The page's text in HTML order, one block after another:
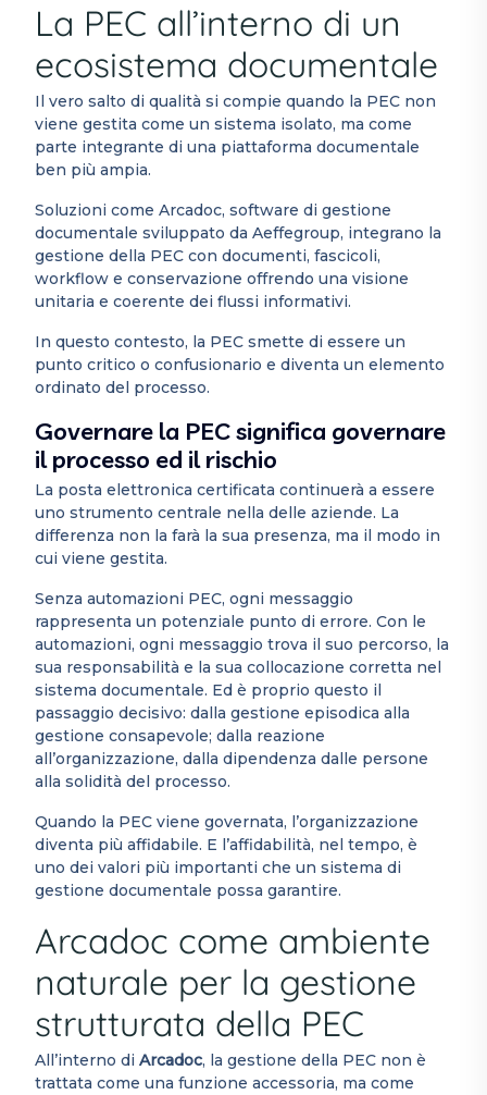
La PEC all’interno di un
ecosistema documentale
Il vero salto di qualità si compie quando la PEC non
viene gestita come un sistema isolato, ma come
parte integrante di una piattaforma documentale
ben più ampia.
Soluzioni come Arcadoc, software di gestione
documentale sviluppato da Aeffegroup, integrano la
gestione della PEC con documenti, fascicoli,
workflow e conservazione offrendo una visione
unitaria e coerente dei flussi informativi.
In questo contesto, la PEC smette di essere un
punto critico o confusionario e diventa un elemento
ordinato del processo.
Governare la PEC significa governare
il processo ed il rischio
La posta elettronica certificata continuerà a essere
uno strumento centrale nella delle aziende. La
differenza non la farà la sua presenza, ma il modo in
cui viene gestita.
Senza automazioni PEC, ogni messaggio
rappresenta un potenziale punto di errore. Con le
automazioni, ogni messaggio trova il suo percorso, la
sua responsabilità e la sua collocazione corretta nel
sistema documentale. Ed è proprio questo il
passaggio decisivo: dalla gestione episodica alla
gestione consapevole; dalla reazione
all’organizzazione, dalla dipendenza dalle persone
alla solidità del processo.
Quando la PEC viene governata, l’organizzazione
diventa più affidabile. E l’affidabilità, nel tempo, è
uno dei valori più importanti che un sistema di
gestione documentale possa garantire.
Arcadoc come ambiente
naturale per la gestione
strutturata della PEC
All’interno diArcadoc, la gestione della PEC non è
trattata come una funzione accessoria, ma come